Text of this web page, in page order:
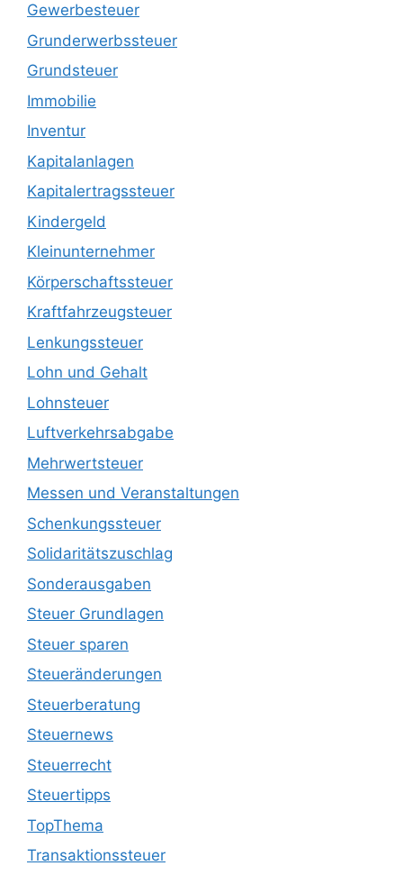
Gewerbesteuer
Grunderwerbssteuer
Grundsteuer
Immobilie
Inventur
Kapitalanlagen
Kapitalertragssteuer
Kindergeld
Kleinunternehmer
Körperschaftssteuer
Kraftfahrzeugsteuer
Lenkungssteuer
Lohn und Gehalt
Lohnsteuer
Luftverkehrsabgabe
Mehrwertsteuer
Messen und Veranstaltungen
Schenkungssteuer
Solidaritätszuschlag
Sonderausgaben
Steuer Grundlagen
Steuer sparen
Steueränderungen
Steuerberatung
Steuernews
Steuerrecht
Steuertipps
TopThema
Transaktionssteuer